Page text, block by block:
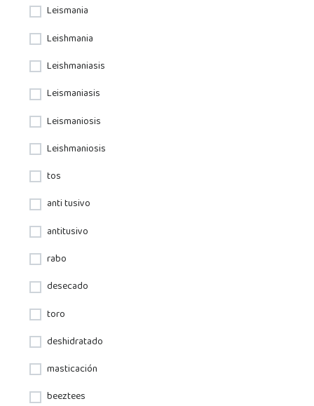
Leismania
Leishmania
Leishmaniasis
Leismaniasis
Leismaniosis
Leishmaniosis
tos
anti tusivo
antitusivo
rabo
desecado
toro
deshidratado
masticación
beeztees